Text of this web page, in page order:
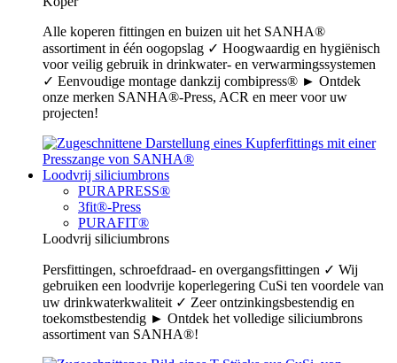
Alle koperen fittingen en buizen uit het SANHA®
assortiment in één oogopslag ✓ Hoogwaardig en hygiënisch
voor veilig gebruik in drinkwater- en verwarmingssystemen
✓ Eenvoudige montage dankzij combipress® ► Ontdek
onze merken SANHA®-Press, ACR en meer voor uw
projecten!
Loodvrij siliciumbrons
PURAPRESS®
3fit®-Press
PURAFIT®
Loodvrij siliciumbrons
Persfittingen, schroefdraad- en overgangsfittingen ✓ Wij
gebruiken een loodvrije koperlegering CuSi ten voordele van
uw drinkwaterkwaliteit ✓ Zeer ontzinkingsbestendig en
toekomstbestendig ► Ontdek het volledige siliciumbrons
assortiment van SANHA®!